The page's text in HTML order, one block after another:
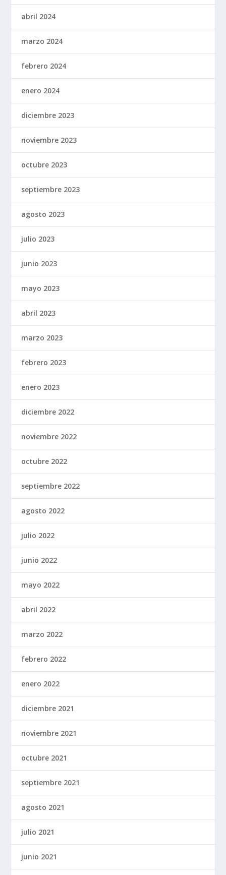
abril 2024
marzo 2024
febrero 2024
enero 2024
diciembre 2023
noviembre 2023
octubre 2023
septiembre 2023
agosto 2023
julio 2023
junio 2023
mayo 2023
abril 2023
marzo 2023
febrero 2023
enero 2023
diciembre 2022
noviembre 2022
octubre 2022
septiembre 2022
agosto 2022
julio 2022
junio 2022
mayo 2022
abril 2022
marzo 2022
febrero 2022
enero 2022
diciembre 2021
noviembre 2021
octubre 2021
septiembre 2021
agosto 2021
julio 2021
junio 2021